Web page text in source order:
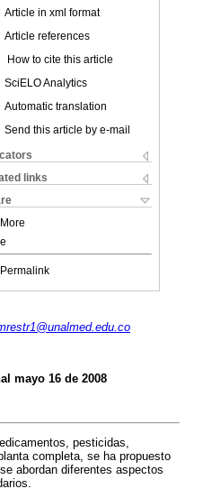
Article in xml format
Article references
How to cite this article
SciELO Analytics
Automatic translation
Send this article by e-mail
links
More
Permalink
mayo 16 de 2008
pesticidas,
completa, se ha propuesto
abordan diferentes aspectos